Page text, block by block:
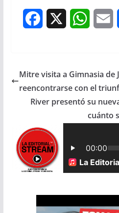
e
o
k
W
t
A
i
Mitre visita a Gimnasia de
reencontrarse con el
River presentó su
cuánto